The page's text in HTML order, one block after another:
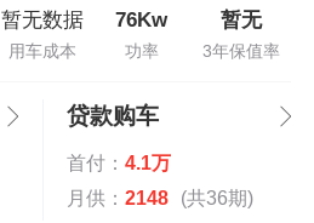
暂无数据
用车成本
76Kw
功率
暂无
3年保值率
贷款购车
首付： 4.1万
月供： 2148 (共36期)